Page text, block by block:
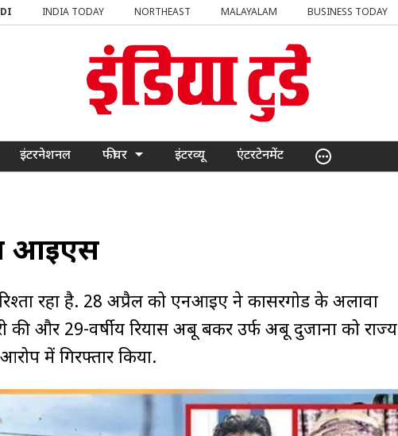
INDIA TODAY NORTHEAST MALAYALAM BUSINESS TODAY
इंटरनेशनल फीचर इंटरव्यू एंटरटेनमेंट
आइएस
रहा है. 28 अप्रैल को एनआइए ने कासरगोड के अलावा
और 29-वर्षीय रियास अबू बकर उर्फ अबू दुजाना को राज्य
में गिरफ्तार किया.